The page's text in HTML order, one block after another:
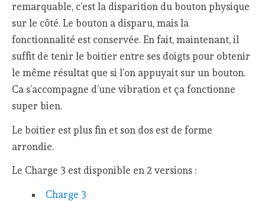
remarquable, c’est la disparition du bouton physique
sur le côté. Le bouton a disparu, mais la
fonctionnalité est conservée. En fait, maintenant, il
suffit de tenir le boitier entre ses doigts pour obtenir
le même résultat que si l’on appuyait sur un bouton.
Ca s’accompagne d’une vibration et ça fonctionne
super bien.
Le boitier est plus fin et son dos est de forme
arrondie.
Le Charge 3 est disponible en 2 versions :
Charge 3